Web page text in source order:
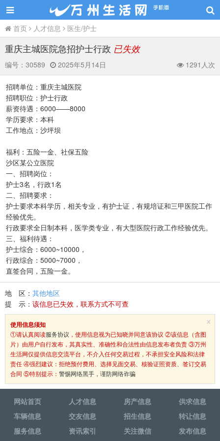
首页 人才信息 医生/护士
重庆主城医院急招护士行政 已失效
编号： 30589 2025年5月14日 1291人次
招聘单位：重庆主城医院
招聘职位：护士行政
薪资待遇：6000——8000
学历要求：本科
工作地点：沙坪坝
福利：五险一金、社保五险
沙区某公立医院
一、招聘岗位：
护士3名，行政1名
二、招聘要求：
护士要求本科学历，相关专业，有护士证，有规培证和三甲医院工作
经验优先。
行政要求全日制本科，医学类专业，有大型医院行政工作经验优先。
三、福利待遇：
护士综合：6000~10000，
行政综合：5000~7000，
直签合同，五险一金。
地 区： 其他地区
提 示： 该信息已失效，联系方式不可查
×
使用信息须知
①请认真阅读服务协议 ，使用信息视为已知晓并同意该协议 ②该信息（含图
片）由用户自行发布，其真实性、准确性和合法性由信息发布者负责 ③万州
生活网仅提供信息交流平台，不介入任何交易过程，不承担安全风险和法律
责任 ④强烈建议：拒绝预付费用、选择见面交易、核验证照资质、签订交易
合同 ⑤特别提示： 警惕网络黑手，谨防网络诈骗
网站首页 人才信息 房产信息
供求信息
车辆信息
交友信息 招生信息
转让信息
服务信息
资讯索引 关注微信 发布信息